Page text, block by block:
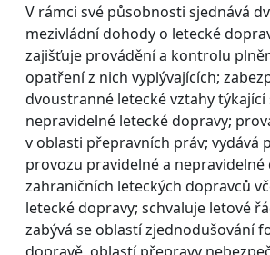
V rámci své působnosti sjednává
mezivládní dohody o letecké
zajišťuje provádění a kontrolu
opatření z nich vyplývajících;
dvoustranné letecké vztahy týkající
nepravidelné letecké dopravy;
v oblasti přepravních práv; vydává
provozu pravidelné a nepravidelné
zahraničních leteckých dopravců
letecké dopravy; schvaluje letové
zabývá se oblastí zjednodušování